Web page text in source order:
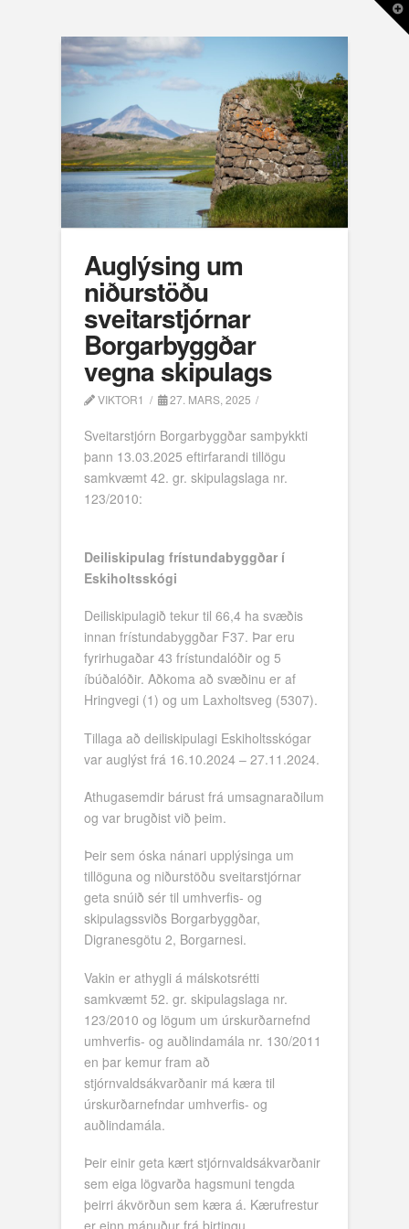
Auglýsing um
niðurstöðu
sveitarstjórnar
Borgarbyggðar
vegna skipulags
VIKTOR1 27. MARS, 2025
Sveitarstjórn Borgarbyggðar samþykkti
þann 13.03.2025 eftirfarandi tillögu
samkvæmt 42. gr. skipulagslaga nr.
123/2010:
Deiliskipulag frístundabyggðar í
Eskiholtsskógi
Deiliskipulagið tekur til 66,4 ha svæðis
innan frístundabyggðar F37. Þar eru
fyrirhugaðar 43 frístundalóðir og 5
íbúðalóðir. Aðkoma að svæðinu er af
Hringvegi (1) og um Laxholtsveg (5307).
Tillaga að deiliskipulagi Eskiholtsskógar
var auglýst frá 16.10.2024 – 27.11.2024.
Athugasemdir bárust frá umsagnaraðilum
og var brugðist við þeim.
Þeir sem óska nánari upplýsinga um
tillöguna og niðurstöðu sveitarstjórnar
geta snúið sér til umhverfis- og
skipulagssviðs Borgarbyggðar,
Digranesgötu 2, Borgarnesi.
Vakin er athygli á málskotsrétti
samkvæmt 52. gr. skipulagslaga nr.
123/2010 og lögum um úrskurðarnefnd
umhverfis- og auðlindamála nr. 130/2011
en þar kemur fram að
stjórnvaldsákvarðanir má kæra til
úrskurðarnefndar umhverfis- og
auðlindamála.
Þeir einir geta kært stjórnvaldsákvarðanir
sem eiga lögvarða hagsmuni tengda
þeirri ákvörðun sem kæra á. Kærufrestur